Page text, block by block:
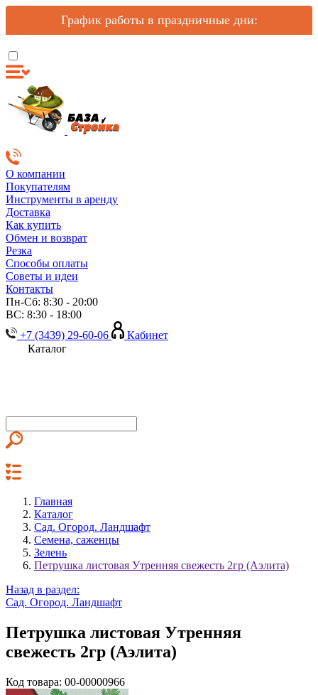
График работы в праздничные дни:
О компании
Покупателям
Инструменты в аренду
Доставка
Как купить
Обмен и возврат
Резка
Способы оплаты
Советы и идеи
Контакты
Пн-Сб: 8:30 - 20:00
ВС: 8:30 - 18:00
+7 (3439) 29-60-06
Кабинет
Каталог
Главная
Каталог
Сад. Огород. Ландшафт
Семена, саженцы
Зелень
Петрушка листовая Утренняя свежесть 2гр (Аэлита)
Назад в раздел:
Сад. Огород. Ландшафт
Петрушка листовая Утренняя
свежесть 2гр (Аэлита)
Код товара: 00-00000966